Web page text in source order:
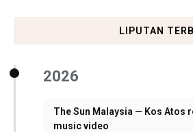
LIPUTAN
2026
The Sun Malaysia — Kos Atos
music video